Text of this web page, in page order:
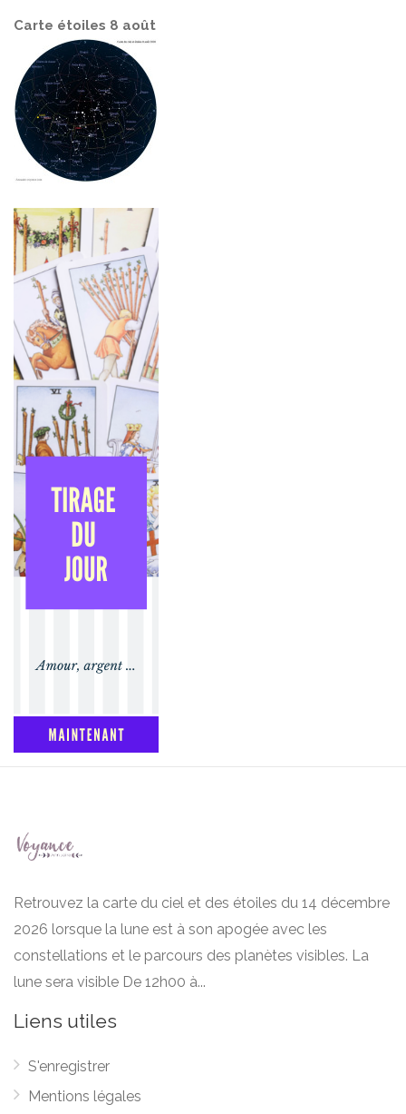
Carte étoiles 8 août
Retrouvez la carte du ciel et des étoiles du 14 décembre
2026 lorsque la lune est à son apogée avec les
constellations et le parcours des planètes visibles. La
lune sera visible De 12h00 à...
Liens utiles
S'enregistrer
Mentions légales